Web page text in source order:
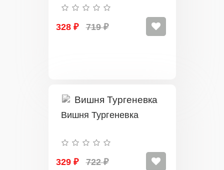
328 ₽ 719 ₽
Вишня Тургеневка
329 ₽ 722 ₽